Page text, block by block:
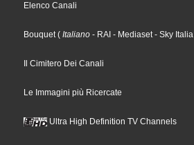
Elenco Canali
Bouquet( Italiano - RAI - Mediaset- Sky Italia
Il Cimitero Dei Canali
Le Immagini più Ricercate
Ultra High Definition TV Channels